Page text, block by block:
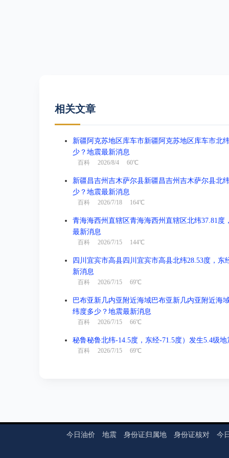
相关文章
新疆阿克苏地区库车市新疆阿克苏地区库车市北
少？地震最新消息
百科 2026/8/4 60℃
新疆昌吉州吉木萨尔县新疆昌吉州吉木萨尔县北
少？地震最新消息
百科 2026/7/18 164℃
青海海西州直辖区青海海西州直辖区北纬37.81度
最新消息
百科 2026/7/15 144℃
四川宜宾市高县四川宜宾市高县北纬28.53度，
新消息
百科 2026/7/15 69℃
巴布亚新几内亚附近海域巴布亚新几内亚附近海
纬度多少？地震最新消息
百科 2026/7/15 66℃
秘鲁秘鲁北纬-14.5度，东经-71.5度）发生5.4级
百科 2026/7/15 69℃
今日油价 地震 身份证归属地 身份证核对 今